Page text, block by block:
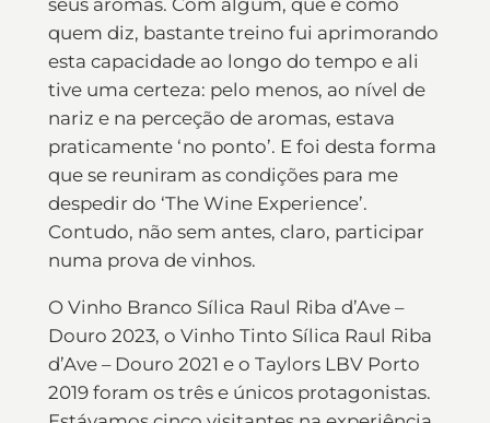
seus aromas. Com algum, que é como
quem diz, bastante treino fui aprimorando
esta capacidade ao longo do tempo e ali
tive uma certeza: pelo menos, ao nível de
nariz e na perceção de aromas, estava
praticamente ‘no ponto’. E foi desta forma
que se reuniram as condições para me
despedir do ‘The Wine Experience’.
Contudo, não sem antes, claro, participar
numa prova de vinhos.
O Vinho Branco Sílica Raul Riba d’Ave –
Douro 2023, o Vinho Tinto Sílica Raul Riba
d’Ave – Douro 2021 e o Taylors LBV Porto
2019 foram os três e únicos protagonistas.